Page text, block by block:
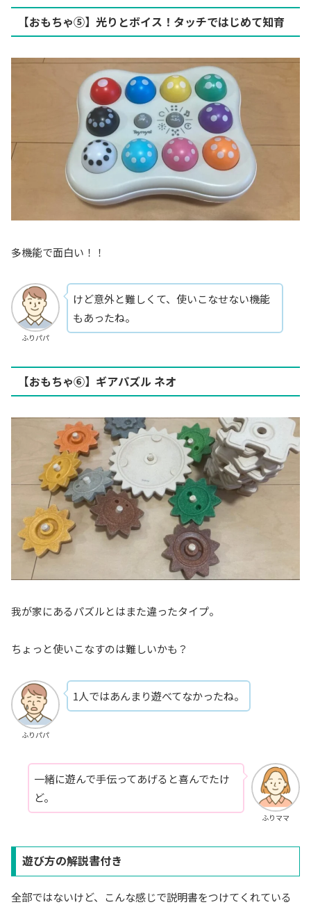
【おもちゃ⑤】光りとボイス！タッチではじめて知育
多機能で面白い！！
ふりパパ
けど意外と難しくて、使いこなせない機能
もあったね。
【おもちゃ⑥】ギアパズル ネオ
我が家にあるパズルとはまた違ったタイプ。
ちょっと使いこなすのは難しいかも？
ふりパパ
1人ではあんまり遊べてなかったね。
ふりママ
一緒に遊んで手伝ってあげると喜んでたけ
ど。
遊び方の解説書付き
全部ではないけど、こんな感じで説明書をつけてくれている